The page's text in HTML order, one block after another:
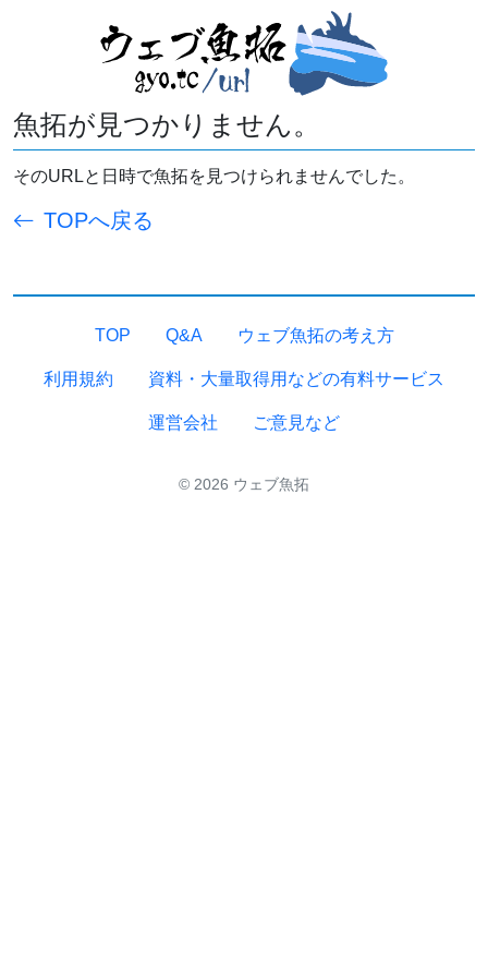
魚拓が見つかりません。
そのURLと日時で魚拓を見つけられませんでした。
TOPへ戻る
TOP Q&A ウェブ魚拓の考え方
利用規約 資料・大量取得用などの有料サービス
運営会社 ご意見など
© 2026 ウェブ魚拓